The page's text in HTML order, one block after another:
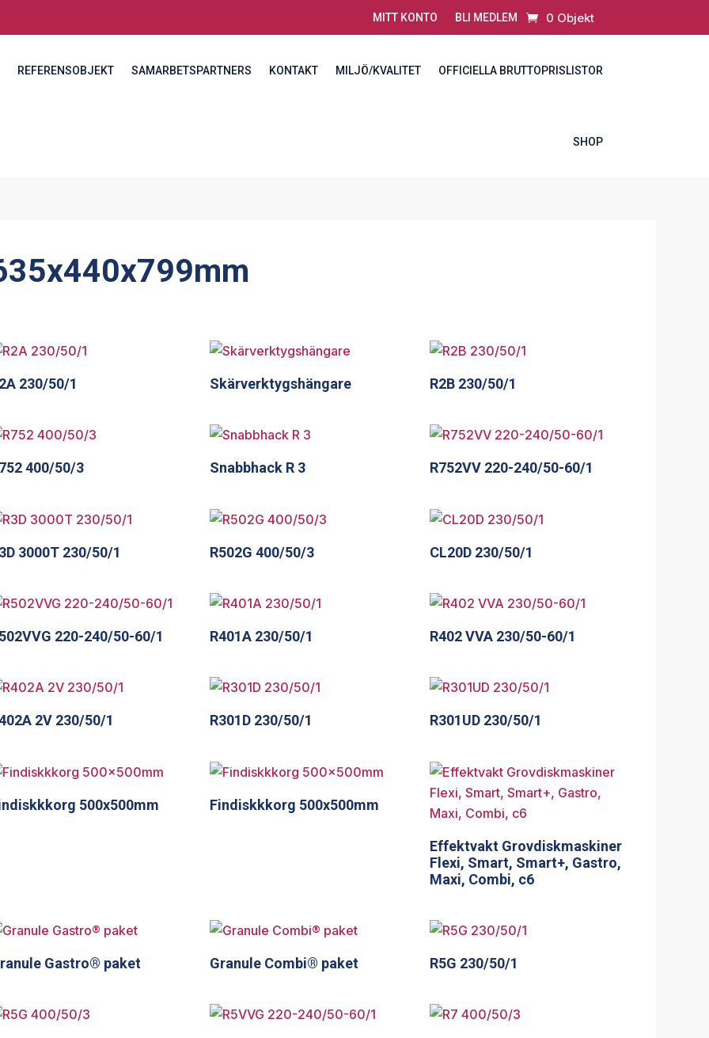
MITT KONTO BLI MEDLEM 0 Objekt
REFERENSOBJEKT SAMARBETSPARTNERS KONTAKT MILJÖ/KVALITET OFFICIELLA BRUTTOPRISLISTOR
SHOP
230/50/1 Skärverktygshängare R2B 230/50/1
400/50/3 Snabbhack R 3 R752VV 220-240/50-60/1
3000T 230/50/1 R502G 400/50/3 CL20D 230/50/1
220-240/50-60/1 R401A 230/50/1 R402 VVA 230/50-60/1
2V 230/50/1 R301D 230/50/1 R301UD 230/50/1
500x500mm Findiskkkorg 500x500mm
Effektvakt Grovdiskmaskiner
Flexi, Smart, Smart+, Gastro,
Maxi, Combi, c6
Gastro® paket Granule Combi® paket R5G 230/50/1